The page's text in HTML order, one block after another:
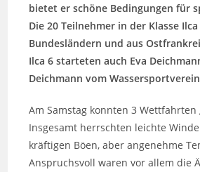
bietet er schöne Bedingungen für
Die 20 Teilnehmer in der Klasse
Bundesländern und aus
Ilca 6 starteten auch Eva
Deichmann vom
Am Samstag konnten 3
Insgesamt herrschten leichte
kräftigen Böen, aber angenehme
Anspruchsvoll waren vor allem die